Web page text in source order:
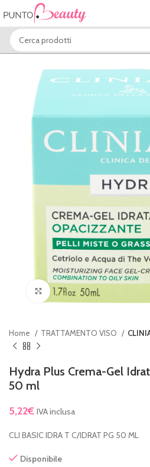
Clicca per ingrandire
Home TRATTAMENTO VISO
Hydra Plus Crema-Gel
50 ml
5,22€ IVA inclusa
CLI BASIC IDRA T C/IDRAT PG 50 ML
Disponibile